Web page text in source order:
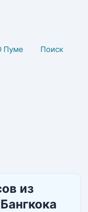
Пуме Поиск
из